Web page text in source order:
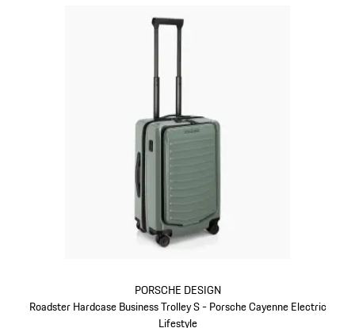
PORSCHE DESIGN
Roadster Hardcase Business Trolley S - Porsche Cayenne Electric
Lifestyle